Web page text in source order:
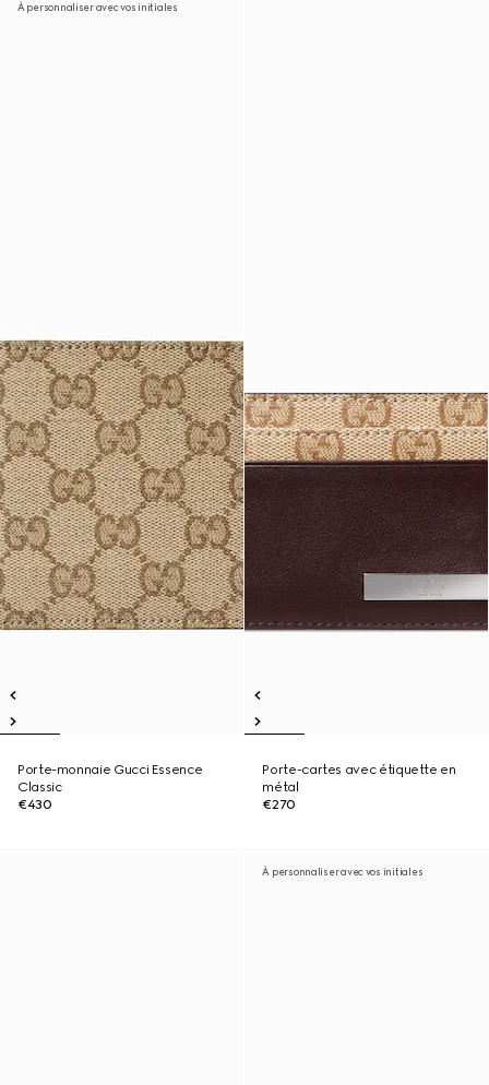
À personnaliser avec vos initiales
Porte-monnaie Gucci Essence
Classic
€430
Porte-cartes avec étiquette en
métal
€270
À personnaliser avec vos initiales